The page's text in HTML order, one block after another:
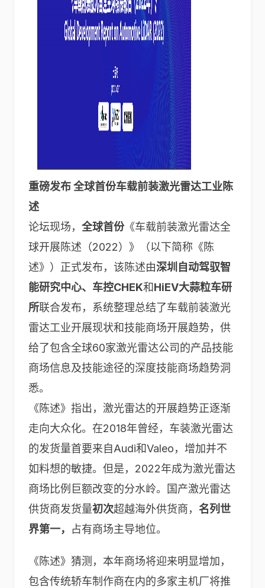
重磅发布 全球首份车载前装激光雷达工业陈
述
论坛现场， 全球首份《车载前装激光雷达全
球开展陈述（2022）》（以下简称《陈
述》）正式发布，该陈述由深圳自动驾驭智
能研究中心、车控CHEK和HiEV大蒜粒车研
所联合发布，系统整理总结了车载前装激光
雷达工业开展现状和技能商场开展趋势，供
给了包含全球60家激光雷达公司的产品技能
商场信息及技能途径的深度技能商场趋势洞
悉。
《陈述》指出，激光雷达的开展趋势正逐渐
走向大众化。在2018年曾经，车装激光雷达
的发货量首要来自Audi和Valeo，增加并不
如料想的敏捷。但是，2022年成为激光雷达
商场比例巨额改变的分水岭。国产激光雷达
供货商发货量初次超越海外供货商， 名列世
界第一， 占有商场主导地位。
《陈述》猜测，本年商场将迎来明显增加，
包含传统轿车制作商在内的多家主机厂将推